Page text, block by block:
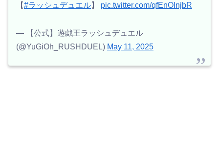
【#ラッシュデュエル】 pic.twitter.com/qfEnOInjbR
— 【公式】遊戯王ラッシュデュエル
(@YuGiOh_RUSHDUEL) May 11, 2025